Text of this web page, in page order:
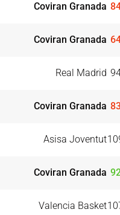
Coviran Granada
Coviran Granada
Real Madrid
Coviran Granada
Asisa Joventut
Coviran Granada
Valencia Basket